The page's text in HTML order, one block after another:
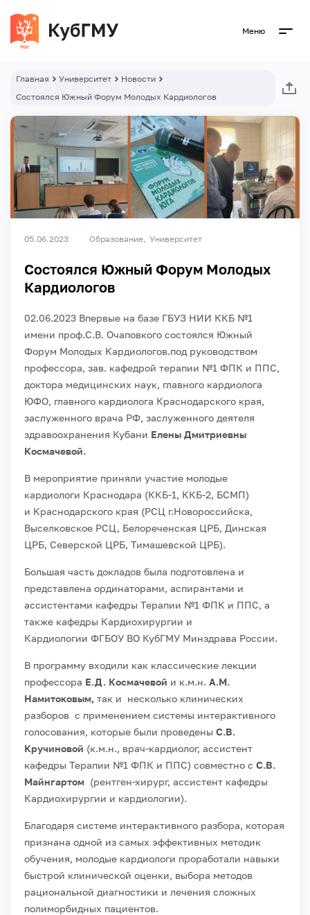
Меню
Главная Университет
Новости
Состоялся Южный Форум Молодых Кардиологов
05.06.2023 Образование Университет
Состоялся Южный Форум Молодых
Кардиологов
02.06.2023 Впервые на базе ГБУЗ НИИ ККБ №1
имени проф.С.В. Очаповкого состоялся Южный
Форум Молодых Кардиологов.под руководством
профессора, зав. кафедрой терапии №1 ФПК и ППС,
доктора медицинских наук, главного кардиолога
ЮФО, главного кардиолога Краснодарского края,
заслуженного врача РФ, заслуженного деятеля
здравоохранения Кубани Елены Дмитриевны
Космачевой.
В мероприятие приняли участие молодые
кардиологи Краснодара (ККБ-1, ККБ-2, БСМП)
и Краснодарского края (РСЦ г.Новороссийска,
Выселковское РСЦ, Белореченская ЦРБ, Динская
ЦРБ, Северской ЦРБ, Тимашевской ЦРБ).
Большая часть докладов была подготовлена и
представлена ординаторами, аспирантами и
ассистентами кафедры Терапии №1 ФПК и ППС, а
также кафедры Кардиохирургии и
Кардиологии ФГБОУ ВО КубГМУ Минздрава России.
В программу входили как классические лекции
профессора Е.Д. Космачевой и к.м.н. А.М.
Намитоковым, так и несколько клинических
разборов с применением системы интерактивного
голосования, которые были проведены С.В.
Кручиновой (к.м.н., врач-кардиолог, ассистент
кафедры Терапии №1 ФПК и ППС) совместно с С.В.
Майнгартом (рентген-хирург, ассистент кафедры
Кардиохирургии и кардиологии).
Благодаря системе интерактивного разбора, которая
признана одной из самых эффективных методик
обучения, молодые кардиологи проработали навыки
быстрой клинической оценки, выбора методов
рациональной диагностики и лечения сложных
полиморбидных пациентов.